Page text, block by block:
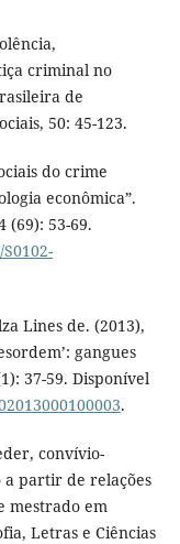
criminal no
de
50: 45-123.
do crime
econômica”.
(69): 53-69.
Lines de. (2013),
gangues
37-59. Disponível
.
convívio-
partir de relações
mestrado em
Letras e Ciências